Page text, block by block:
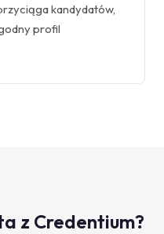
kandydatów,
profil
z Credentium?